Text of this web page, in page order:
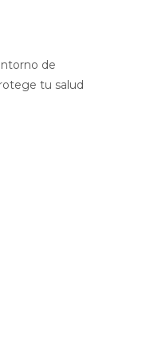
de
tu salud